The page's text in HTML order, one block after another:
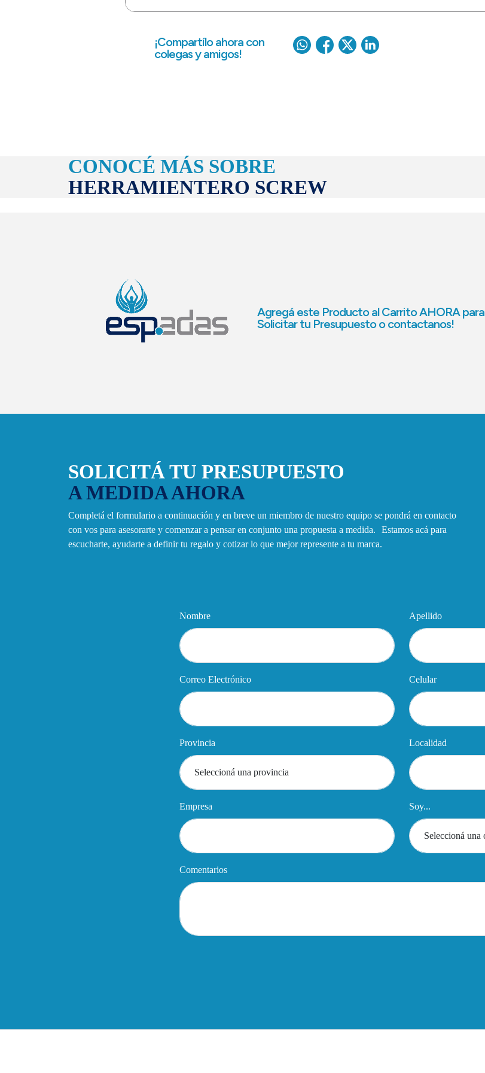
¡Compartílo ahora con
colegas y amigos!
CONOCÉ MÁS SOBRE
HERRAMIENTERO SCREW
Agregá este Producto al Carrito AHORA para
Solicitar tu Presupuesto o contactanos!
SOLICITÁ TU PRESUPUESTO
A MEDIDA AHORA
Completá el formulario a continuación y en breve un miembro de nuestro equipo se pondrá en contacto
con vos para asesorarte y comenzar a pensar en conjunto una propuesta a medida. Estamos acá para
escucharte, ayudarte a definir tu regalo y cotizar lo que mejor represente a tu marca.
Nombre Apellido
Correo Electrónico Celular
Provincia Localidad
Empresa Soy...
Comentarios